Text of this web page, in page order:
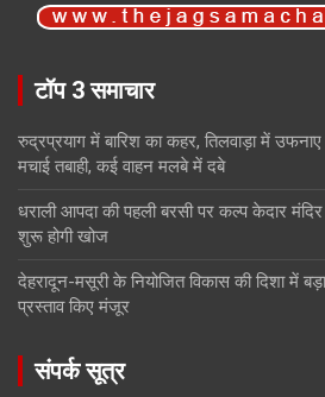
टॉप 3 समाचार
रुद्रप्रयाग में बारिश का कहर, तिलवाड़ा में
मचाई तबाही, कई वाहन मलबे में दबे
धराली आपदा की पहली बरसी पर कल्प केदार मंदिर
शुरू होगी खोज
देहरादून-मसूरी के नियोजित विकास की दिशा में
प्रस्ताव किए मंजूर
संपर्क सूत्र